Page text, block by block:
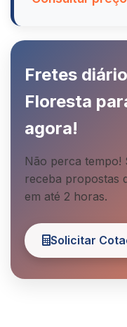
Fretes
Floresta
agora!
Não perca tempo!
receba propostas
em até 2 horas.
Solicitar